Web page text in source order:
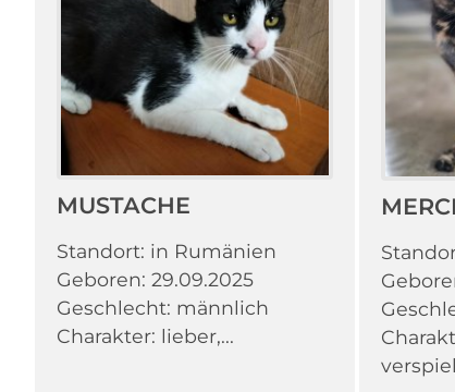
MUSTACHE
Standort: in Rumänien
Geboren: 29.09.2025
Geschlecht: männlich
Charakter: lieber,...